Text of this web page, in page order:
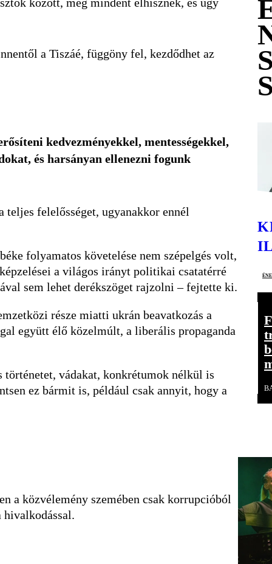
a Tiszáé, függöny fel, kezdődhet az
kedvezményekkel, mentességekkel,
és harsányan ellenezni fogunk
felelősséget, ugyanakkor ennél
folyamatos követelése nem szépelgés volt,
a világos irányt politikai csatatérré
sem lehet derékszöget rajzolni – fejtette ki.
része miatti ukrán beavatkozás a
együtt élő közelmúlt, a liberális propaganda
vádakat, konkrétumok nélkül is
ez bármit is, például csak annyit, hogy a
a közvélemény szemében csak korrupcióból
hivalkodással.